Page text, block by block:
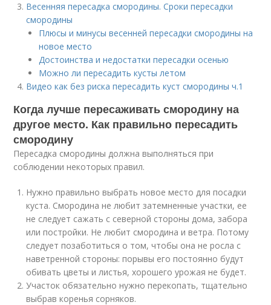
Весенняя пересадка смородины. Сроки пересадки
смородины
Плюсы и минусы весенней пересадки смородины на
новое место
Достоинства и недостатки пересадки осенью
Можно ли пересадить кусты летом
Видео как без риска пересадить куст смородины ч.1
Когда лучше пересаживать смородину на
другое место. Как правильно пересадить
смородину
Пересадка смородины должна выполняться при
соблюдении некоторых правил.
Нужно правильно выбрать новое место для посадки
куста. Смородина не любит затемненные участки, ее
не следует сажать с северной стороны дома, забора
или постройки. Не любит смородина и ветра. Потому
следует позаботиться о том, чтобы она не росла с
наветренной стороны: порывы его постоянно будут
обивать цветы и листья, хорошего урожая не будет.
Участок обязательно нужно перекопать, тщательно
выбрав коренья сорняков.